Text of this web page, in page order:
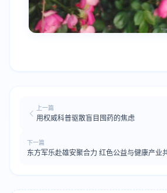
上一篇
用权威科普驱散盲目囤药的焦虑
下一篇
东方军乐赴雄安聚合力 红色公益与健康产业共谱新篇 ——2026